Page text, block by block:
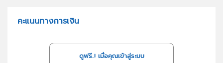
คะแนนทางการเงิน
ดูฟรี..! เมื่อคุณเข้าสู่ระบบ